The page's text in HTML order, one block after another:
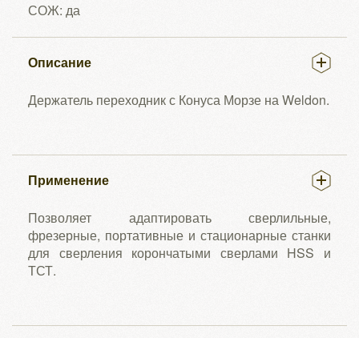
СОЖ: да
Описание
Держатель переходник с Конуса Морзе на Weldon.
Применение
Позволяет адаптировать сверлильные,
фрезерные, портативные и стационарные станки
для сверления корончатыми сверлами HSS и
ТСТ.